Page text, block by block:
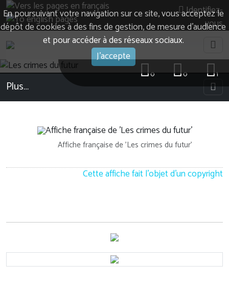
En poursuivant votre navigation sur ce site, vous acceptez le
dépôt de cookies à des fins de gestion, de mesure d’audience
et pour accéder à des réseaux sociaux.
J'accepte
Identifiez-
vous
1
0
0
Plus…
Affiche française de 'Les crimes du futur'
Cette affiche fait l'objet d'un copyright